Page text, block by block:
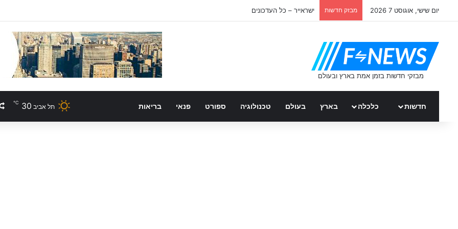
יום שישי, אוגוסט 7 2026 מבזק חדשות ישראייר – כל העדכונים
חדשות כלכלה בארץ בעולם טכנולוגיה ספורט פנאי בריאות תל אביב 30
℃